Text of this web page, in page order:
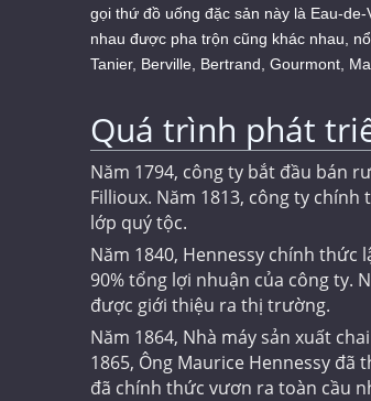
gọi thứ đồ uống đặc sản này là Eau-
nhau được pha trộn cũng khác nhau,
Tanier, Berville, Bertrand, Gourmont,
Quá trình phát
Năm 1794, công ty bắt đầu bán
Fillioux. Năm 1813, công ty
lớp quý tộc.
Năm 1840, Hennessy chính
90% tổng lợi nhuận của công ty.
được giới thiệu ra thị trường.
Năm 1864, Nhà máy sản xuất
1865, Ông Maurice Hennessy
đã chính thức vươn ra toàn cầu